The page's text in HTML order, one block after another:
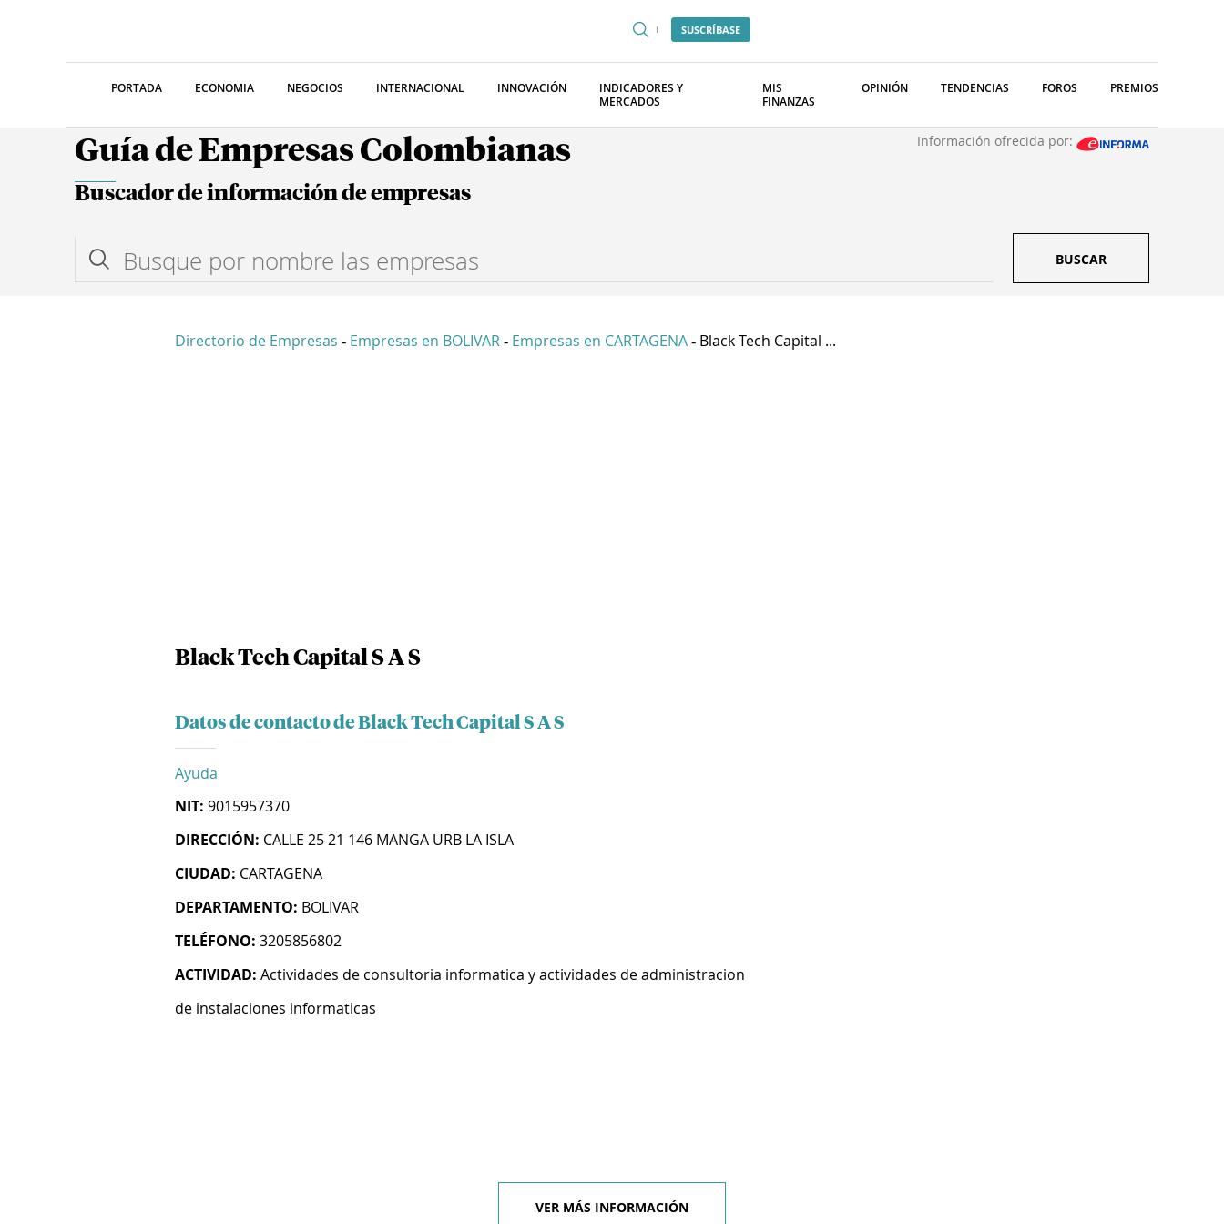
SUSCRÍBASE
PORTADA ECONOMIA NEGOCIOS INTERNACIONAL INNOVACIÓN
INDICADORES Y
MERCADOS
MIS
FINANZAS
OPINIÓN TENDENCIAS FOROS PREMIOS
Guía de Empresas Colombianas Información ofrecida por:
Buscador de información de empresas
BUSCAR
Directorio de Empresas - Empresas en BOLIVAR - Empresas en CARTAGENA - Black Tech Capital ...
Black Tech Capital S A S
Datos de contacto de Black Tech Capital S A S
Ayuda
NIT: 9015957370
DIRECCIÓN: CALLE 25 21 146 MANGA URB LA ISLA
CIUDAD: CARTAGENA
DEPARTAMENTO: BOLIVAR
TELÉFONO: 3205856802
ACTIVIDAD: Actividades de consultoria informatica y actividades de administracion
de instalaciones informaticas
VER MÁS INFORMACIÓN